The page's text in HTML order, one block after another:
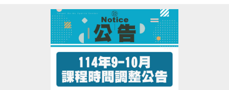
※06:00-22:00營運時間內，請至B1泳池櫃台或三樓體
適能櫃台領券，即可免費進場。
※泳池容留人數250人，體適能容留人數80人，達人數
上限即停止入場，採一進一出管理，請排隊依序等
※體適能使用須滿16歲(含)以上，進場請遵守泳池、體